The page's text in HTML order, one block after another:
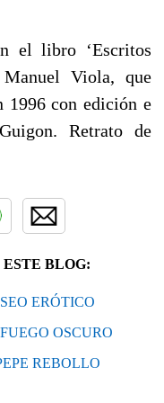
el libro ‘Escritos
Manuel Viola, que
1996 con edición e
Retrato de
BLOG:
ERÓTICO
OSCURO
REBOLLO